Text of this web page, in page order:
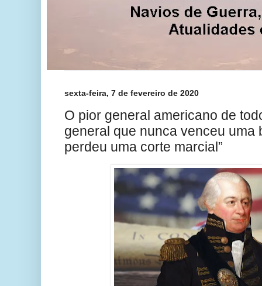
sexta-feira, 7 de fevereiro de 2020
O pior general americano de
general que nunca venceu uma
perdeu uma corte marcial”